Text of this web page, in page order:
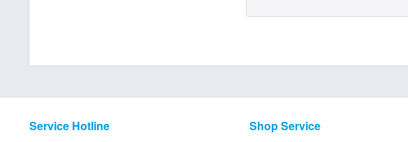
Service Hotline Shop Service